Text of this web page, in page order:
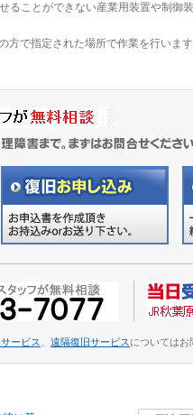
ることができない産業用装置や制御装
で指定された場所で作業を行います
ービス 遠隔復旧サービス についてはお